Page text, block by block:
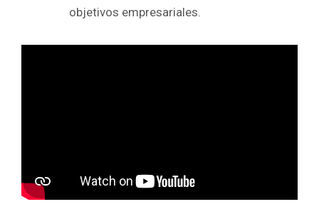
objetivos empresariales.